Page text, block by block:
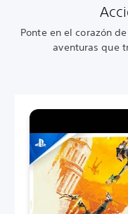
Ponte en el corazón
aventuras que